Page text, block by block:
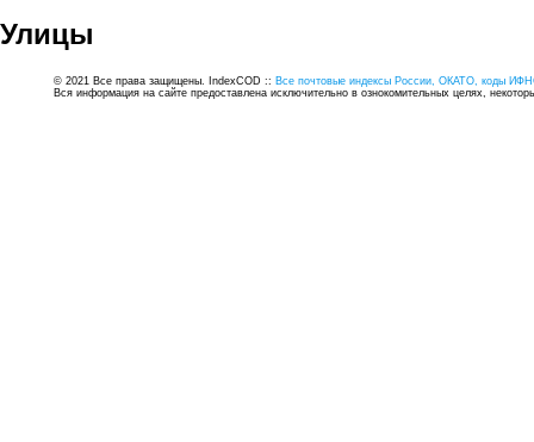
Улицы
© 2021 Все права защищены. IndexCOD :: Все почтовые индексы России, ОКАТО, коды
Вся информация на сайте предоставлена исключительно в ознокомительных целях,